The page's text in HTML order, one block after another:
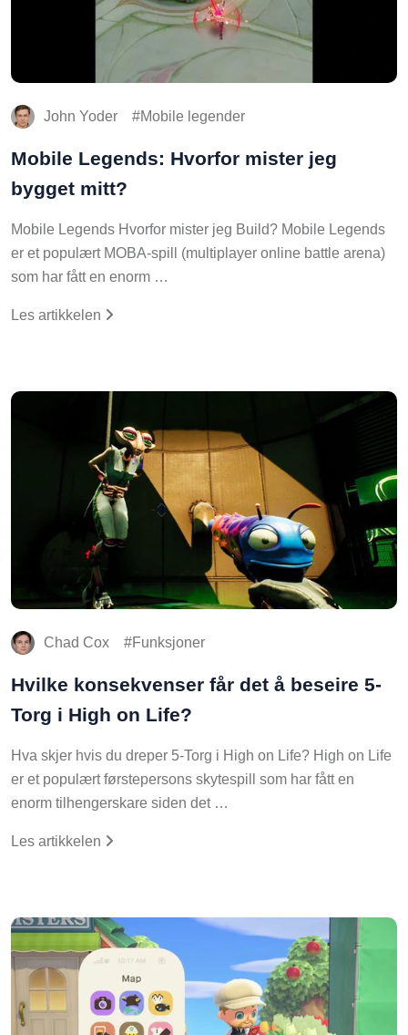
John Yoder Mobile legender
Mobile Legends: Hvorfor mister jeg
bygget mitt?
Mobile Legends Hvorfor mister jeg Build? Mobile Legends
er et populært MOBA-spill (multiplayer online battle arena)
som har fått en enorm …
Les artikkelen
Chad Cox Funksjoner
Hvilke konsekvenser får det å beseire 5-
Torg i High on Life?
Hva skjer hvis du dreper 5-Torg i High on Life? High on Life
er et populært førstepersons skytespill som har fått en
enorm tilhengerskare siden det …
Les artikkelen